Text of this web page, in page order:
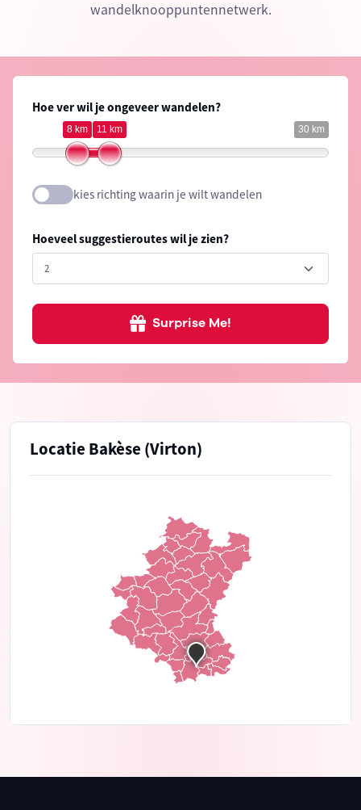
wandelknooppuntennetwerk.
Hoe ver wil je ongeveer wandelen?
30 km
8 km 11 km
kies richting waarin je wilt wandelen
Hoeveel suggestieroutes wil je zien?
Surprise Me!
Locatie Bakèse (Virton)